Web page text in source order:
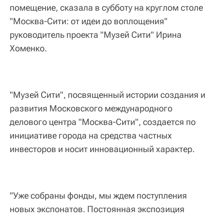
помещение, сказала в субботу на круглом столе
"Москва-Сити: от идеи до воплощения"
руководитель проекта "Музей Сити" Ирина
Хоменко.
"Музей Сити", посвященный истории создания и
развития Московского международного
делового центра "Москва-Сити", создается по
инициативе города на средства частных
инвесторов и носит инновационный характер.
"Уже собраны фонды, мы ждем поступления
новых экспонатов. Постоянная экспозиция